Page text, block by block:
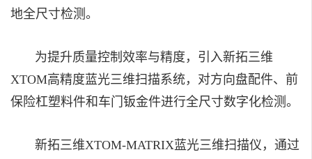
地全尺寸检测。
为提升质量控制效率与精度，引入新拓三维
XTOM高精度蓝光三维扫描系统，对方向盘配件、前
保险杠塑料件和车门钣金件进行全尺寸数字化检测。
新拓三维XTOM-MATRIX蓝光三维扫描仪，通过